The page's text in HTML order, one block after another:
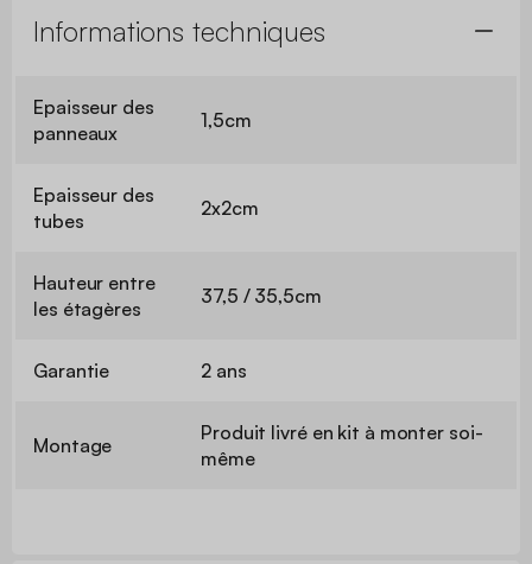
Informations techniques
Epaisseur des
panneaux
1,5cm
Epaisseur des
tubes
2x2cm
Hauteur entre
les étagères
37,5 / 35,5cm
Garantie 2 ans
Montage
Produit livré en kit à monter soi-
même